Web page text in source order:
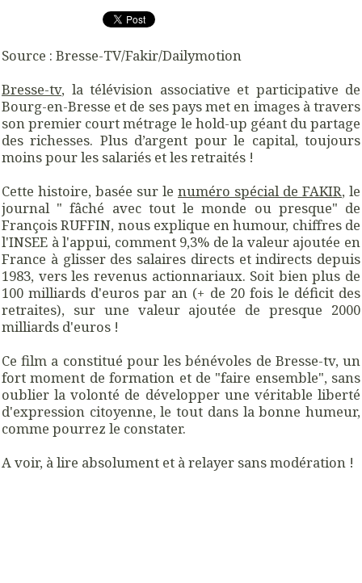
Source : Bresse-TV/Fakir/Dailymotion
Bresse-tv, la télévision associative et participative de
Bourg-en-Bresse et de ses pays met en images à travers
son premier court métrage le hold-up géant du partage
des richesses. Plus d’argent pour le capital, toujours
moins pour les salariés et les retraités !
Cette histoire, basée sur le numéro spécial de FAKIR, le
journal "fâché avec tout le monde ou presque" de
François RUFFIN, nous explique en humour, chiffres de
l'INSEE à l'appui, comment 9,3% de la valeur ajoutée en
France à glisser des salaires directs et indirects depuis
1983, vers les revenus actionnariaux. Soit bien plus de
100 milliards d'euros par an (+ de 20 fois le déficit des
retraites), sur une valeur ajoutée de presque 2000
milliards d'euros !
Ce film a constitué pour les bénévoles de Bresse-tv, un
fort moment de formation et de "faire ensemble", sans
oublier la volonté de développer une véritable liberté
d'expression citoyenne, le tout dans la bonne humeur,
comme pourrez le constater.
A voir, à lire absolument et à relayer sans modération !